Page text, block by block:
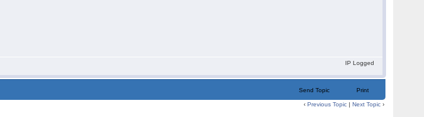
IP Logged
Send Topic Print
‹Previous Topic |Next Topic ›